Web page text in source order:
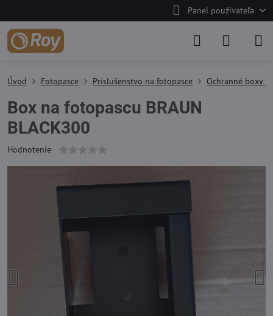
Panel používateľa
Úvod Fotopasce Príslušenstvo na fotopasce Ochranné boxy
Box na fotopascu BRAUN
BLACK300
Hodnotenie